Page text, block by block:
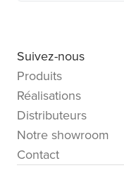
Suivez-nous
Produits
Réalisations
Distributeurs
Notre showroom
Contact